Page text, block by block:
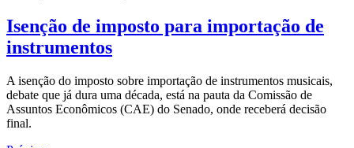
Isenção de imposto para importação de
instrumentos
A isenção do imposto sobre importação de instrumentos musicais,
debate que já dura uma década, está na pauta da Comissão de
Assuntos Econômicos (CAE) do Senado, onde receberá decisão
final.